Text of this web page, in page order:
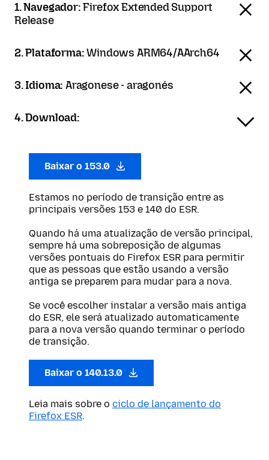
1. Navegador:Firefox Extended Support
Release
2. Plataforma:Windows ARM64/AArch64
3. Idioma:Aragonese - aragonés
4. Download:
Baixar o 153.0
Estamos no período de transição entre as
principais versões 153 e 140 do ESR.
Quando há uma atualização de versão principal,
sempre há uma sobreposição de algumas
versões pontuais do Firefox ESR para permitir
que as pessoas que estão usando a versão
antiga se preparem para mudar para a nova.
Se você escolher instalar a versão mais antiga
do ESR, ele será atualizado automaticamente
para a nova versão quando terminar o período
de transição.
Baixar o 140.13.0
Leia mais sobre o ciclo de lançamento do
Firefox ESR.